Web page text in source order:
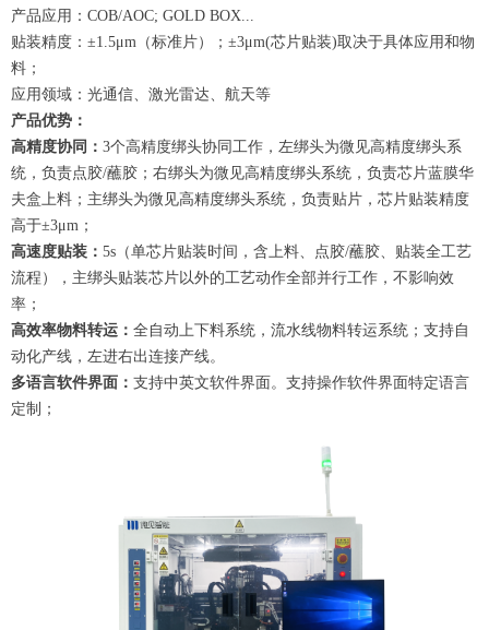
产品应用：COB/AOC; GOLD BOX...
贴装精度：±1.5μm（标准片）；±3μm(芯片贴装)取决于具体应用和物
料；
应用领域：光通信、激光雷达、航天等
产品优势：
高精度协同： 3个高精度绑头协同工作，左绑头为微见高精度绑头系
统，负责点胶/蘸胶；右绑头为微见高精度绑头系统，负责芯片蓝膜华
夫盒上料；主绑头为微见高精度绑头系统，负责贴片，芯片贴装精度
高于±3μm；
高速度贴装： 5s（单芯片贴装时间，含上料、点胶/蘸胶、贴装全工艺
流程），主绑头贴装芯片以外的工艺动作全部并行工作，不影响效
率；
高效率物料转运： 全自动上下料系统，流水线物料转运系统；支持自
动化产线，左进右出连接产线。
多语言软件界面： 支持中英文软件界面。支持操作软件界面特定语言
定制；